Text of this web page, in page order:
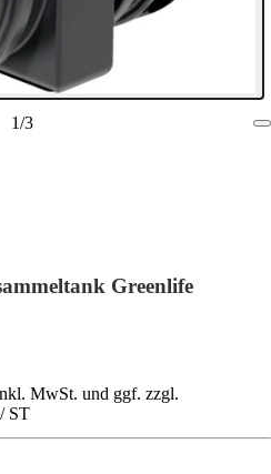
1/3
Greenlife
MwSt. und ggf. zzgl.
/ ST